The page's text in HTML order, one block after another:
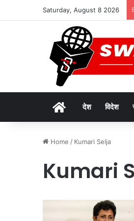
Saturday, August 8 2026
Homeदेश विदेश
Home / Kumari Selja
Kumari